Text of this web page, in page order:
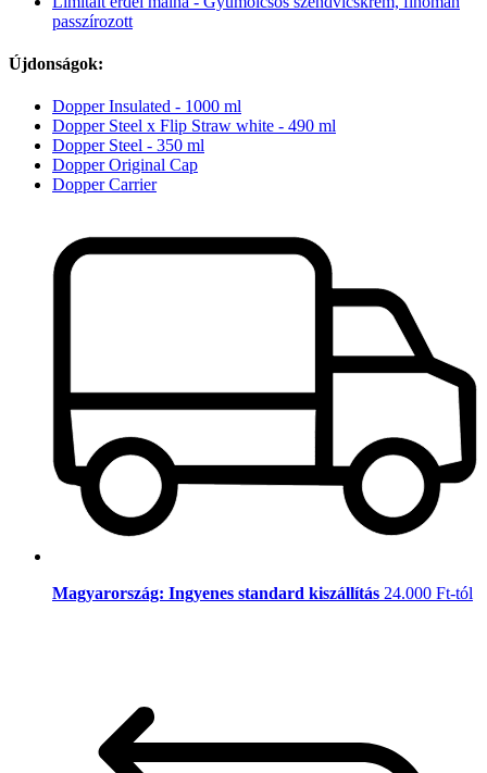
passzírozott
Újdonságok:
Dopper Insulated - 1000 ml
Dopper Steel x Flip Straw white - 490 ml
Dopper Steel - 350 ml
Dopper Original Cap
Dopper Carrier
Magyarország: Ingyenes standard kiszállítás 24.000 Ft-tól